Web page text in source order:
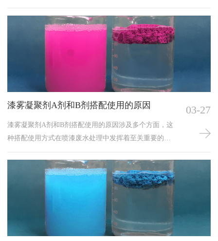
帘的剧烈流动自身就会产生一定的泡沫。当加入漆雾凝
聚剂后，漆雾凝聚剂会和油漆里的表面活性剂产生反
应，会产生更多的泡沫。泡沫不仅会降低水帘的油漆吸
附力，还会影响工作环境，那么这些泡沫该怎么处理
漆雾凝聚剂A剂和B剂搭配使用的原因
漆雾凝聚剂A剂和B剂搭配使用的原因涉及多个方面，这
种搭配使用方式在喷漆废水处理中发挥着至关重要的作
用。
03-27